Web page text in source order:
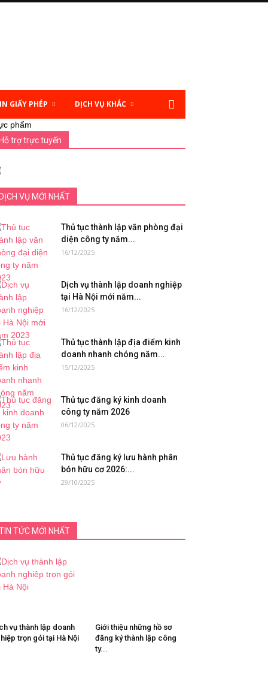
GIẤY PHÉP DỊCH VỤ KHÁC
phẩm
Hỗ trợ trực tuyến
DỊCH VỤ MỚI NHẤT
Thủ tục thành lập văn phòng đại
diện công ty năm...
16/12/2025
Dịch vụ thành lập doanh nghiệp
tại Hà Nội mới năm...
16/12/2025
Thủ tục thành lập địa điểm kinh
doanh nhanh chóng năm...
15/12/2025
Thủ tục đăng ký kinh doanh
công ty năm 2026
06/12/2025
Thủ tục đăng ký lưu hành phân
bón hữu cơ 2026:...
29/10/2025
TỨC MỚI NHẤT
vụ thành lập doanh
trọn gói tại Hà Nội
Giới thiệu những hồ sơ
đăng ký thành lập công
ty...